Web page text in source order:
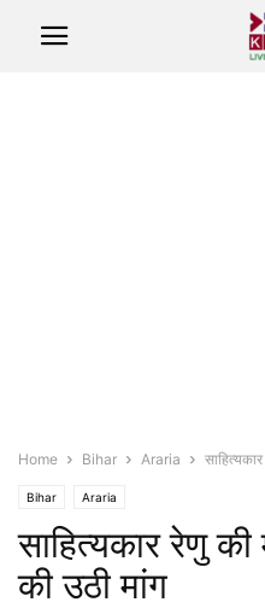
Home Bihar Araria
Bihar Araria
साहित्यकार रेणु की
की उठी मांग